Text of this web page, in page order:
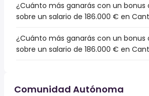
¿Cuánto más ganarás con un bonus
sobre un salario de 186.000 € en
¿Cuánto más ganarás con un bonus
sobre un salario de 186.000 € en
Comunidad Autónoma